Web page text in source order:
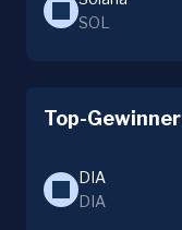
SOL
Top-Gewinner
DIA
DIA